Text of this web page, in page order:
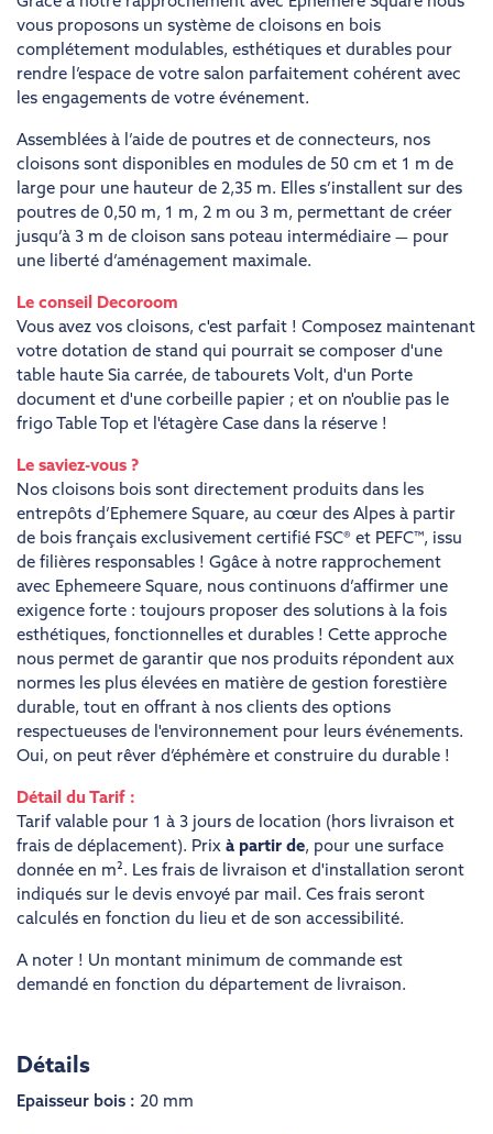
vous proposons un système de cloisons en bois
complétement modulables, esthétiques et durables pour
rendre l’espace de votre salon parfaitement cohérent avec
les engagements de votre événement.
Assemblées à l’aide de poutres et de connecteurs, nos
cloisons sont disponibles en modules de 50 cm et 1 m de
large pour une hauteur de 2,35 m. Elles s’installent sur des
poutres de 0,50 m, 1 m, 2 m ou 3 m, permettant de créer
jusqu’à 3 m de cloison sans poteau intermédiaire — pour
une liberté d’aménagement maximale.
Le conseil Decoroom
Vous avez vos cloisons, c'est parfait ! Composez maintenant
votre dotation de stand qui pourrait se composer d'une
table haute Sia carrée, de tabourets Volt, d'un Porte
document et d'une corbeille papier ; et on n'oublie pas le
frigo Table Top et l'étagère Case dans la réserve !
Le saviez-vous ?
Nos cloisons bois sont directement produits dans les
entrepôts d’Ephemere Square, au cœur des Alpes à partir
de bois français exclusivement certifié FSC® et PEFC™, issu
de filières responsables ! Ggâce à notre rapprochement
avec Ephemeere Square, nous continuons d’affirmer une
exigence forte : toujours proposer des solutions à la fois
esthétiques, fonctionnelles et durables ! Cette approche
nous permet de garantir que nos produits répondent aux
normes les plus élevées en matière de gestion forestière
durable, tout en offrant à nos clients des options
respectueuses de l'environnement pour leurs événements.
Oui, on peut rêver d’éphémère et construire du durable !
Détail du Tarif :
Tarif valable pour 1 à 3 jours de location (hors livraison et
frais de déplacement). Prix à partir de, pour une surface
donnée en m². Les frais de livraison et d'installation seront
indiqués sur le devis envoyé par mail. Ces frais seront
calculés en fonction du lieu et de son accessibilité.
A noter ! Un montant minimum de commande est
demandé en fonction du département de livraison.
Détails
Epaisseur bois : 20 mm